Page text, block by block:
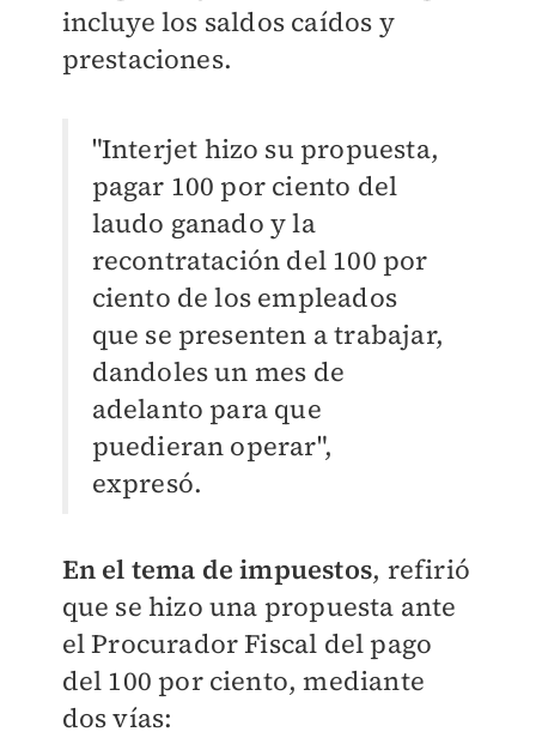
incluye los saldos caídos y
prestaciones.
"Interjet hizo su propuesta,
pagar 100 por ciento del
laudo ganado y la
recontratación del 100 por
ciento de los empleados
que se presenten a trabajar,
dandoles un mes de
adelanto para que
puedieran operar",
expresó.
En el tema de impuestos, refirió
que se hizo una propuesta ante
el Procurador Fiscal del pago
del 100 por ciento, mediante
dos vías: